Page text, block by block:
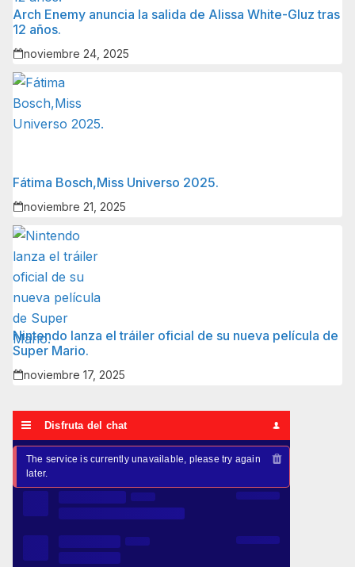
Arch Enemy anuncia la salida de Alissa White-Gluz tras
12 años.
noviembre 24, 2025
Fátima Bosch,Miss Universo 2025.
noviembre 21, 2025
Nintendo lanza el tráiler oficial de su nueva película de
Super Mario.
noviembre 17, 2025